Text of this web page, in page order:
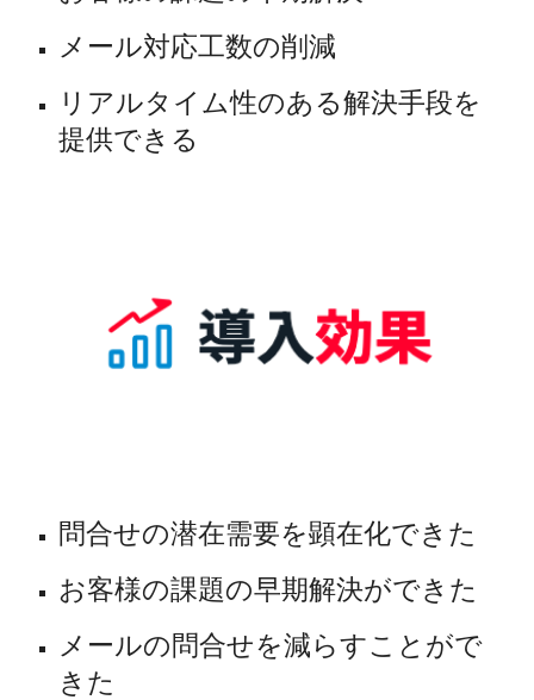
メール対応工数の削減
リアルタイム性のある解決手段を
提供できる
問合せの潜在需要を顕在化できた
お客様の課題の早期解決ができた
メールの問合せを減らすことがで
きた